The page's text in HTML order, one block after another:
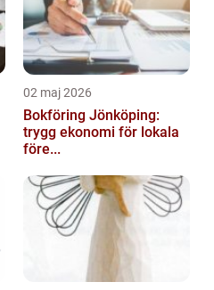
02 maj 2026
Bokföring Jönköping:
trygg ekonomi för lokala
före...